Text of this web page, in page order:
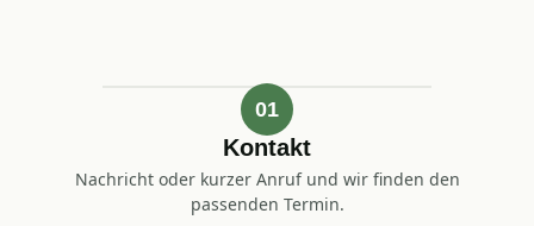
01
Kontakt
Nachricht oder kurzer Anruf und wir finden den
passenden Termin.